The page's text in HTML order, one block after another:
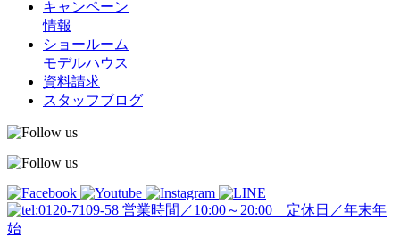
キャンペーン
情報
ショールーム
モデルハウス
資料請求
スタッフブログ
営業時間／10:00～20:00 定休日／年末年
始